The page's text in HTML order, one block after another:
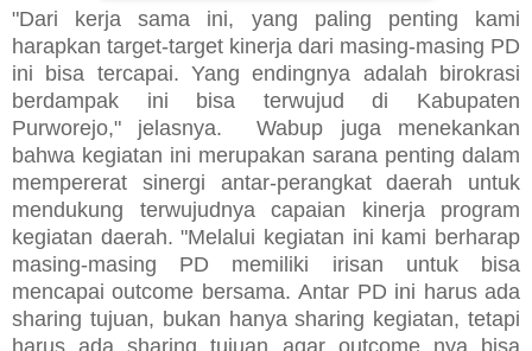
"Dari kerja sama ini, yang paling penting kami
harapkan target-target kinerja dari masing-masing PD
ini bisa tercapai. Yang endingnya adalah birokrasi
berdampak ini bisa terwujud di Kabupaten
Purworejo," jelasnya. Wabup juga menekankan
bahwa kegiatan ini merupakan sarana penting dalam
mempererat sinergi antar-perangkat daerah untuk
mendukung terwujudnya capaian kinerja program
kegiatan daerah. "Melalui kegiatan ini kami berharap
masing-masing PD memiliki irisan untuk bisa
mencapai outcome bersama. Antar PD ini harus ada
sharing tujuan, bukan hanya sharing kegiatan, tetapi